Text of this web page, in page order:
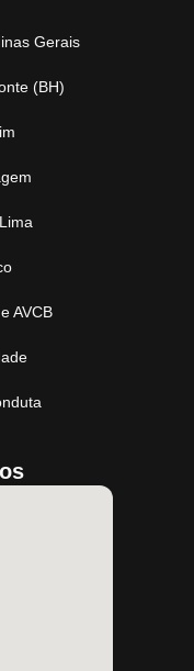
Gerais
(BH)
AVCB